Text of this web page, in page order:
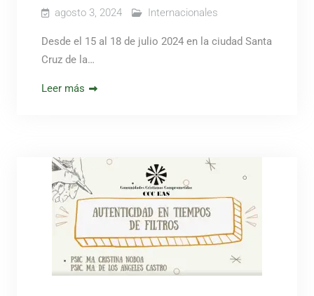
agosto 3, 2024 Internacionales
Desde el 15 al 18 de julio 2024 en la ciudad Santa
Cruz de la…
Leer más